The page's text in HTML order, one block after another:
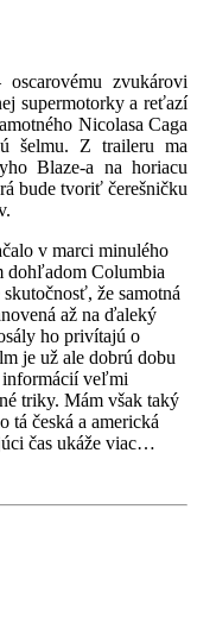
oscarovému zvukárovi
supermotorky a reťazí
Nicolasa Caga
šelmu. Z traileru ma
Blaze-a na horiacu
bude tvoriť čerešničku
v marci minulého
dohľadom Columbia
že samotná
až na ďaleký
ho privítajú o
je už ale dobrú dobu
informácií veľmi
triky. Mám však taký
tá česká a americká
čas ukáže viac…